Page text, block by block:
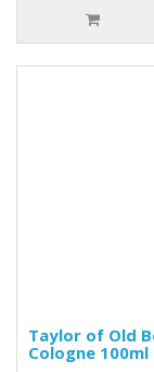
Taylor of Old
Cologne 100ml